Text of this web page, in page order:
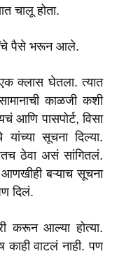
चालू होता.
पैसे भरून आले.
क्लास घेतला. त्यात
काळजी कशी
आणि पासपोर्ट, विसा
सूचना दिल्या.
ठेवा असं सांगितलं.
आणखीही बऱ्याच सूचना
दिलं.
करून आल्या होत्या.
काही वाटलं नाही. पण